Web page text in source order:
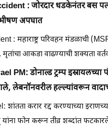
: जोरदार धडकेनंतर बस
अपघात
: महाराष्ट्र परिवहन मंडळाची
आकडा वाढण्याची शक्यता
PM: डोनाल्ड ट्रम्प
लेबनॉनवरील हल्ल्यांवरून
करार रद्द करण्याच्या
यांना फोन करून तीव्र शब्दांत